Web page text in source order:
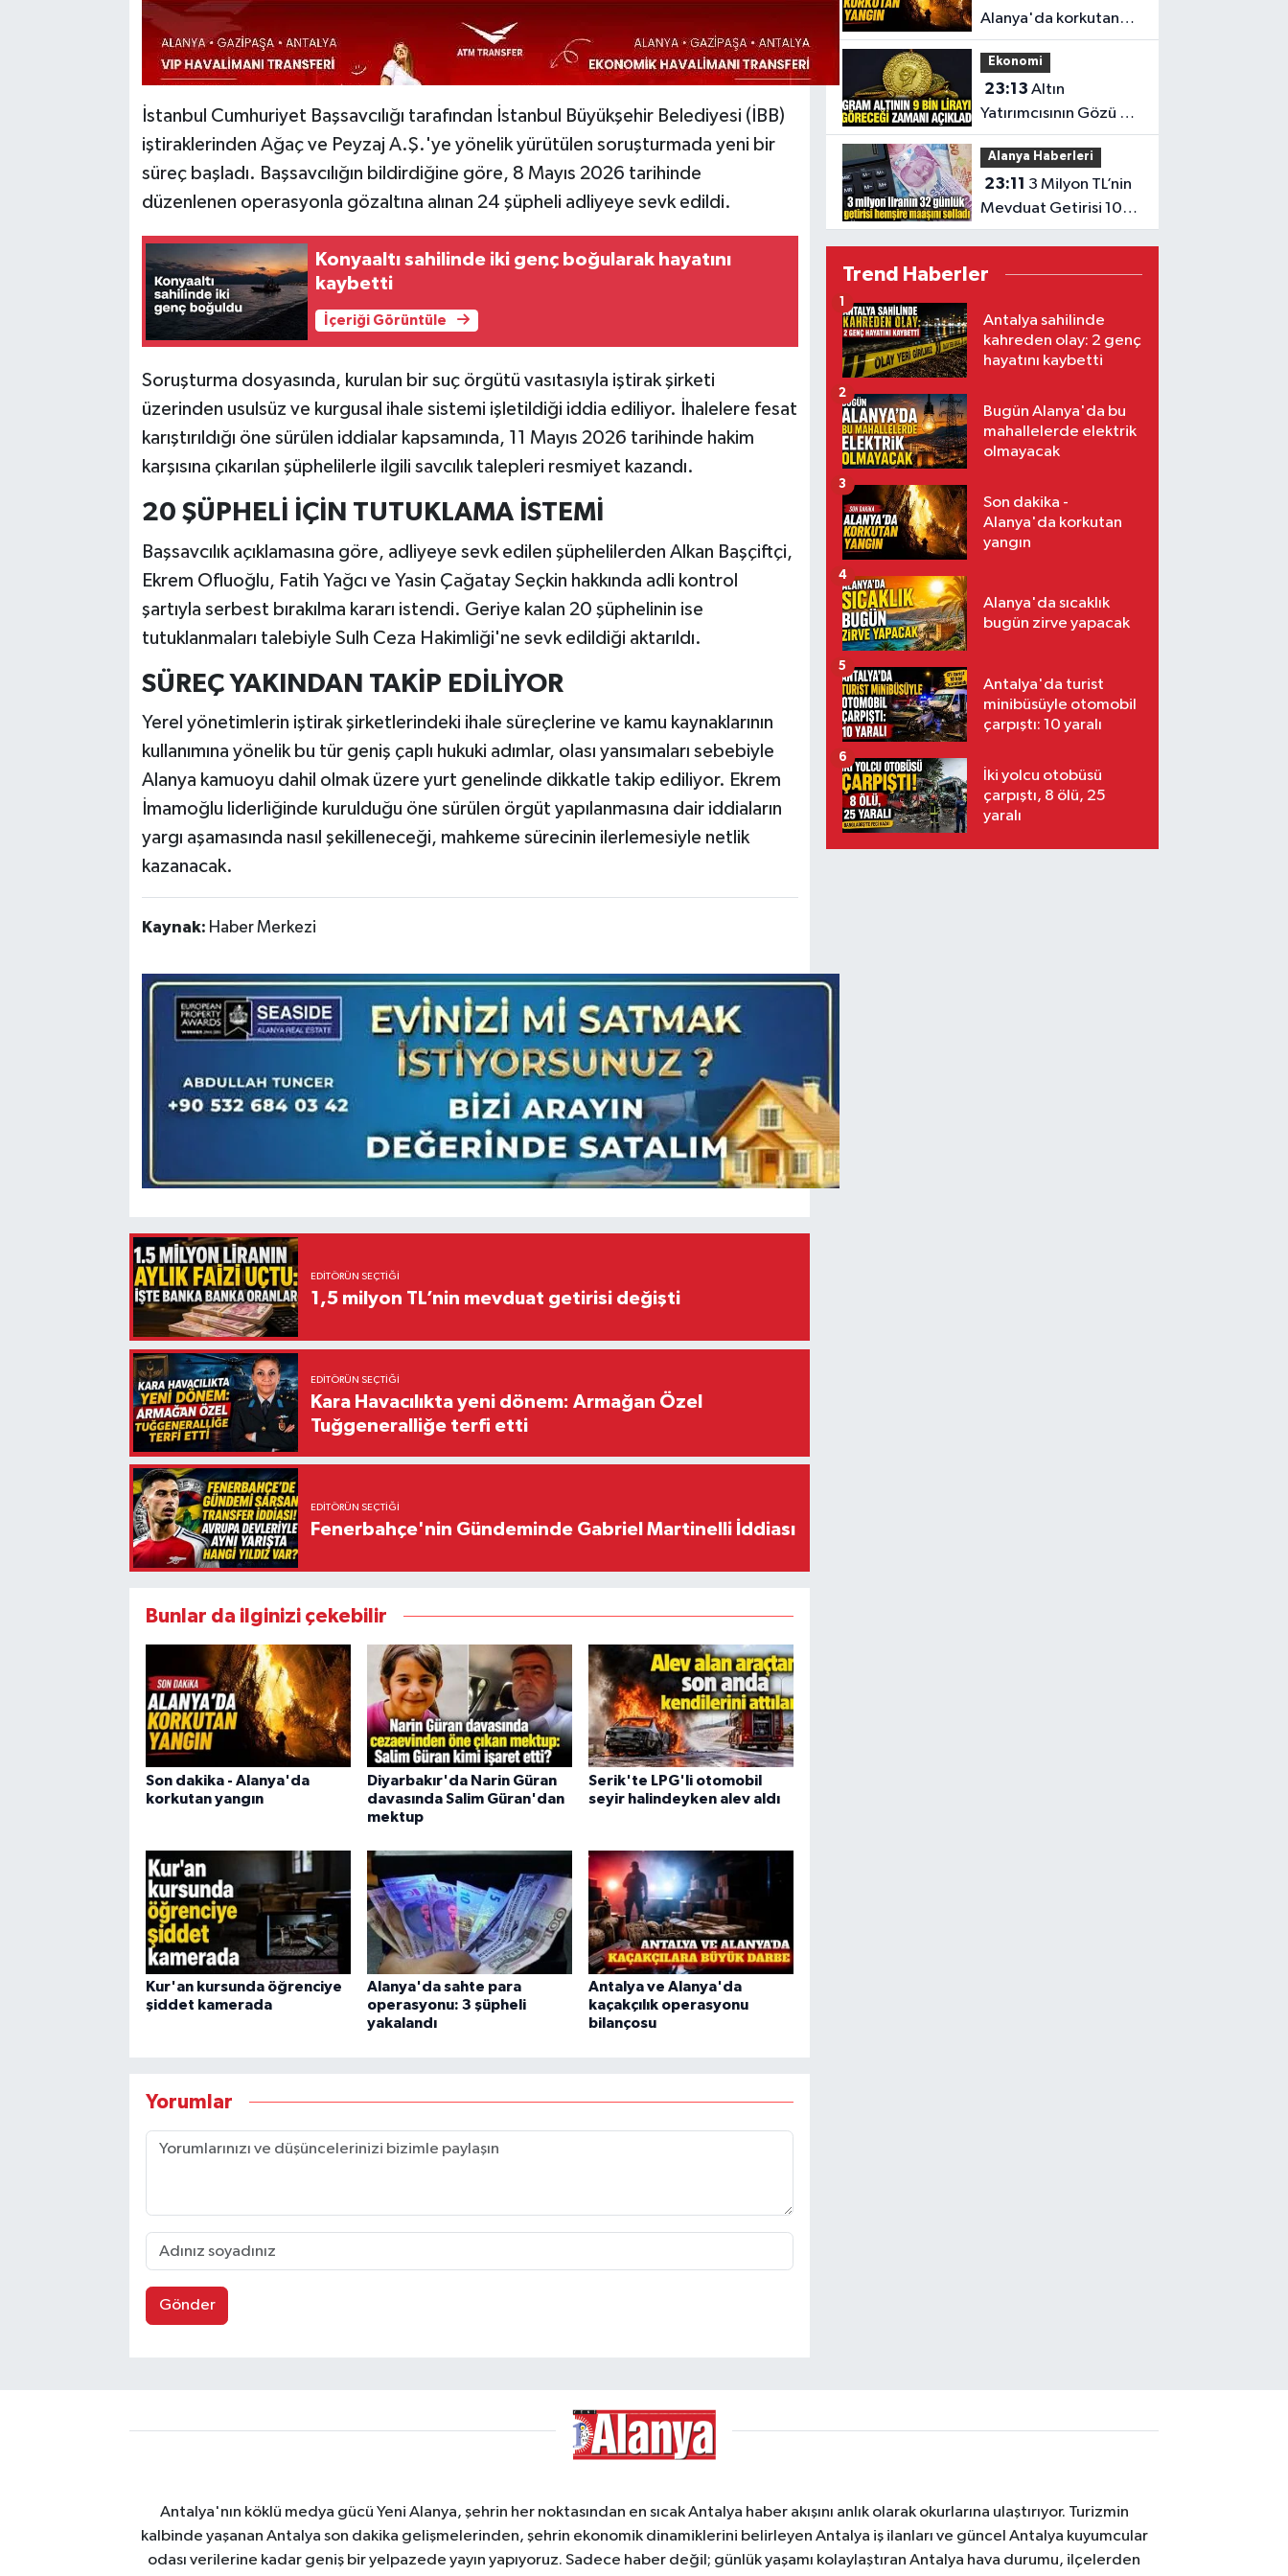
İstanbul Cumhuriyet Başsavcılığı tarafından İstanbul Büyükşehir Belediyesi (İBB)
iştiraklerinden Ağaç ve Peyzaj A.Ş.'ye yönelik yürütülen soruşturmada yeni bir
süreç başladı. Başsavcılığın bildirdiğine göre, 8 Mayıs 2026 tarihinde
düzenlenen operasyonla gözaltına alınan 24 şüpheli adliyeye sevk edildi.
Konyaaltı sahilinde iki genç boğularak hayatını
kaybetti
İçeriği Görüntüle
Soruşturma dosyasında, kurulan bir suç örgütü vasıtasıyla iştirak şirketi
üzerinden usulsüz ve kurgusal ihale sistemi işletildiği iddia ediliyor. İhalelere fesat
karıştırıldığı öne sürülen iddialar kapsamında, 11 Mayıs 2026 tarihinde hakim
karşısına çıkarılan şüphelilerle ilgili savcılık talepleri resmiyet kazandı.
20 ŞÜPHELİ İÇİN TUTUKLAMA İSTEMİ
Başsavcılık açıklamasına göre, adliyeye sevk edilen şüphelilerden Alkan Başçiftçi,
Ekrem Ofluoğlu, Fatih Yağcı ve Yasin Çağatay Seçkin hakkında adli kontrol
şartıyla serbest bırakılma kararı istendi. Geriye kalan 20 şüphelinin ise
tutuklanmaları talebiyle Sulh Ceza Hakimliği'ne sevk edildiği aktarıldı.
SÜREÇ YAKINDAN TAKİP EDİLİYOR
Yerel yönetimlerin iştirak şirketlerindeki ihale süreçlerine ve kamu kaynaklarının
kullanımına yönelik bu tür geniş çaplı hukuki adımlar, olası yansımaları sebebiyle
Alanya kamuoyu dahil olmak üzere yurt genelinde dikkatle takip ediliyor. Ekrem
İmamoğlu liderliğinde kurulduğu öne sürülen örgüt yapılanmasına dair iddiaların
yargı aşamasında nasıl şekilleneceği, mahkeme sürecinin ilerlemesiyle netlik
kazanacak.
Kaynak: Haber Merkezi
EDITÖRÜN SEÇTIĞI
1,5 milyon TL’nin mevduat getirisi değişti
EDITÖRÜN SEÇTIĞI
Kara Havacılıkta yeni dönem: Armağan Özel
Tuğgeneralliğe terfi etti
EDITÖRÜN SEÇTIĞI
Fenerbahçe'nin Gündeminde Gabriel Martinelli İddiası
Bunlar da ilginizi çekebilir
Son dakika - Alanya'da
korkutan yangın
Diyarbakır'da Narin Güran
davasında Salim Güran'dan
mektup
Serik'te LPG'li otomobil
seyir halindeyken alev aldı
Kur'an kursunda öğrenciye
şiddet kamerada
Alanya'da sahte para
operasyonu: 3 şüpheli
yakalandı
Antalya ve Alanya'da
kaçakçılık operasyonu
bilançosu
Yorumlar
Gönder
Alanya'da korkutan
yangın
Ekonomi
23:13 Altın
Yatırımcısının Gözü 9
Bin TL’de
Alanya Haberleri
23:11
Mevduat Getirisi 100
Bini Aştı
Trend Haberler
Antalya sahilinde
kahreden olay: 2 genç
hayatını kaybetti
1
Bugün Alanya'da bu
mahallelerde elektrik
olmayacak
2
Son dakika -
Alanya'da korkutan
yangın
3
Alanya'da sıcaklık
bugün zirve yapacak
4
Antalya'da turist
minibüsüyle otomobil
çarpıştı: 10 yaralı
5
İki yolcu otobüsü
çarpıştı, 8 ölü, 25
yaralı
6
Antalya'nın köklü medya gücü Yeni Alanya, şehrin her noktasından en sıcak Antalya haber akışını anlık olarak okurlarına ulaştırıyor. Turizmin
kalbinde yaşanan Antalya son dakika gelişmelerinden, şehrin ekonomik dinamiklerini belirleyen Antalya iş ilanları ve güncel Antalya kuyumcular
odası verilerine kadar geniş bir yelpazede yayın yapıyoruz. Sadece haber değil; günlük yaşamı kolaylaştıran Antalya hava durumu, ilçelerden